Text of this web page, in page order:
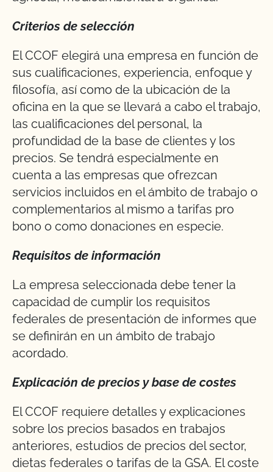
Criterios de selección
El CCOF elegirá una empresa en función de
sus cualificaciones, experiencia, enfoque y
filosofía, así como de la ubicación de la
oficina en la que se llevará a cabo el trabajo,
las cualificaciones del personal, la
profundidad de la base de clientes y los
precios. Se tendrá especialmente en
cuenta a las empresas que ofrezcan
servicios incluidos en el ámbito de trabajo o
complementarios al mismo a tarifas pro
bono o como donaciones en especie.
Requisitos de información
La empresa seleccionada debe tener la
capacidad de cumplir los requisitos
federales de presentación de informes que
se definirán en un ámbito de trabajo
acordado.
Explicación de precios y base de costes
El CCOF requiere detalles y explicaciones
sobre los precios basados en trabajos
anteriores, estudios de precios del sector,
dietas federales o tarifas de la GSA. El coste